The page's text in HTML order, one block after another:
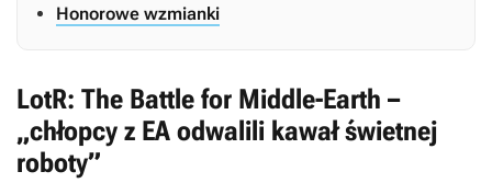
Honorowe wzmianki
LotR: The Battle for Middle-Earth –
„chłopcy z EA odwalili kawał świetnej
roboty”